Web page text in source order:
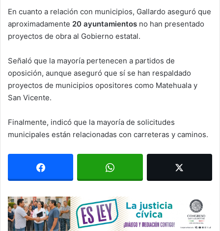
En cuanto a relación con municipios, Gallardo aseguró que
aproximadamente 20 ayuntamientos no han presentado
proyectos de obra al Gobierno estatal.
Señaló que la mayoría pertenecen a partidos de
oposición, aunque aseguró que sí se han respaldado
proyectos de municipios opositores como Matehuala y
San Vicente.
Finalmente, indicó que la mayoría de solicitudes
municipales están relacionadas con carreteras y caminos.